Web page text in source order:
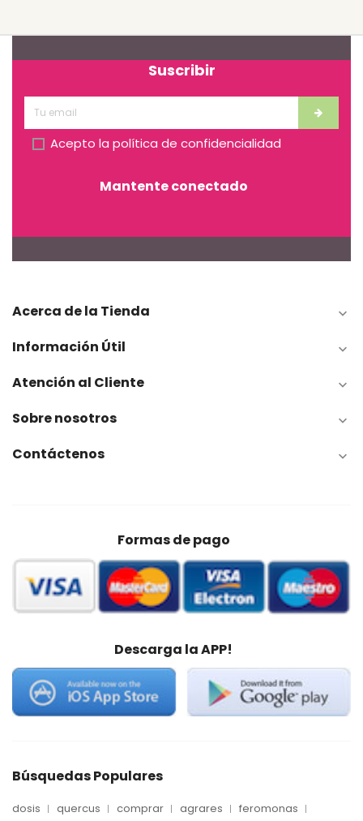
Suscribir
Acepto la política de confidencialidad
Mantente conectado
Acerca de la Tienda 
Información Útil 
Atención al Cliente 
Sobre nosotros 
Contáctenos 
Formas de pago
Descarga la APP!
Búsquedas Populares
dosis quercus comprar agrares
feromonas